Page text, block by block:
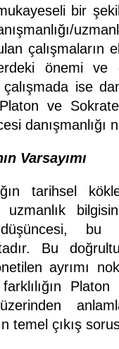
bir
çalışmaların
önemi ve
ise
ve
danışmanlığı
Varsayımı
tarihsel
uzmanlık
düşüncesi, bu
Bu
ayrımı
farklılığın
temel çıkış